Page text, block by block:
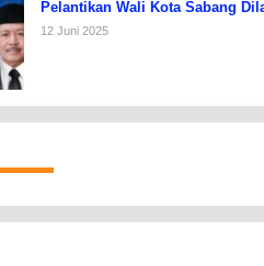
Pelantikan Wali Kota Sabang
12 Juni 2025